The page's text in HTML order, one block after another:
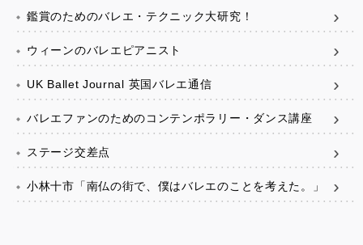
鑑賞のためのバレエ・テクニック大研究！
ウィーンのバレエピアニスト
UK Ballet Journal 英国バレエ通信
バレエファンのためのコンテンポラリー・ダンス講座
ステージ交差点
小林十市「南仏の街で、僕はバレエのことを考えた。」